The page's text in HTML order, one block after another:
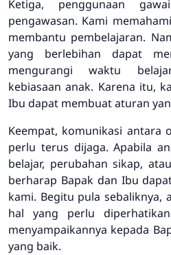
Ketiga, penggunaan
pengawasan. Kami
membantu pembelajaran.
yang berlebihan dapat
mengurangi waktu
kebiasaan anak. Karena itu,
Ibu dapat membuat aturan
Keempat, komunikasi antara
perlu terus dijaga. Apabila
belajar, perubahan sikap,
berharap Bapak dan Ibu
kami. Begitu pula sebaliknya,
hal yang perlu
menyampaikannya kepada
yang baik.